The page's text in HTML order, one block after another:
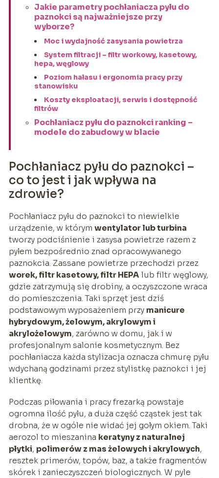
Jakie parametry pochłaniacza pyłu do
paznokci są najważniejsze przy
wyborze?
Moc i wydajność zasysania powietrza
System filtracji – filtr workowy, kasetowy,
hepa, węglowy
Poziom hałasu i ergonomia pracy przy
stanowisku
Koszty eksploatacji, serwis i dostępność
filtrów
Pochłaniacz pyłu do paznokci ranking –
modele do zabudowy w blacie
Pochłaniacz pyłu do paznokci –
co to jest i jak wpływa na
zdrowie?
Pochłaniacz pyłu do paznokci to niewielkie
urządzenie, w którym wentylator lub turbina
tworzy podciśnienie i zasysa powietrze razem z
pyłem bezpośrednio znad opracowywanego
paznokcia. Zassane powietrze przechodzi przez
worek, filtr kasetowy, filtr HEPAlub filtr węglowy,
gdzie zatrzymują się drobiny, a oczyszczone wraca
do pomieszczenia. Taki sprzęt jest dziś
podstawowym wyposażeniem przy manicure
hybrydowym, żelowym, akrylowym i
akrylożelowym, zarówno w domu, jak i w
profesjonalnym salonie kosmetycznym. Bez
pochłaniacza każda stylizacja oznacza chmurę pyłu
wdychaną godzinami przez stylistkę paznokci i jej
klientkę.
Podczas piłowania i pracy frezarką powstaje
ogromna ilość pyłu, a duża część cząstek jest tak
drobna, że w ogóle nie widać jej gołym okiem. Taki
aerozol to mieszanina keratyny z naturalnej
płytki, polimerów z mas żelowych i akrylowych,
resztek primerów, topów, baz, a także fragmentów
skórek i zanieczyszczeń biologicznych. W pyle